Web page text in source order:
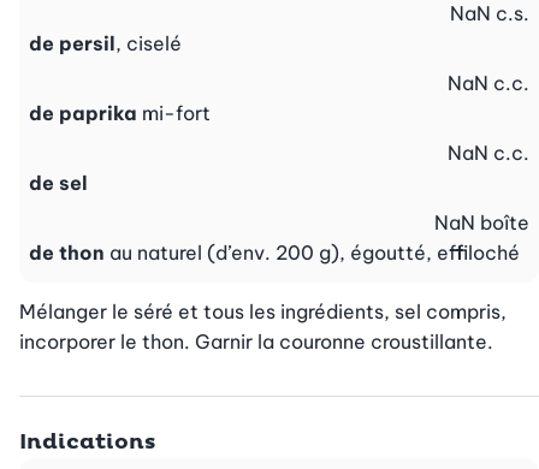
de persil, ciselé
NaN c.s.
de paprika mi-fort
NaN c.c.
de sel
NaN c.c.
de thon au naturel (d’env. 200 g), égoutté, effiloché
NaN boîte
Mélanger le séré et tous les ingrédients, sel compris,
incorporer le thon. Garnir la couronne croustillante.
Indications